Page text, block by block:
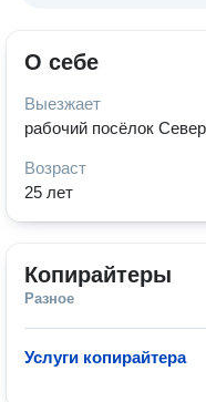
О себе
Выезжает
рабочий посёлок
Возраст
25 лет
Копирайтеры
Разное
Услуги копирайтера